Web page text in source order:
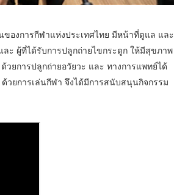
องการกีฬาแห่งประเทศไทย มีหน้าที่ดูแล และ
ะ ผู้ที่ได้รับการปลูกถ่ายไขกระดูก ให้มีสุขภาพ
ยการปลูกถ่ายอวัยวะ และ ทางการแพทย์ได้
วยการเล่นกีฬา จึงได้มีการสนับสนุนกิจกรรม